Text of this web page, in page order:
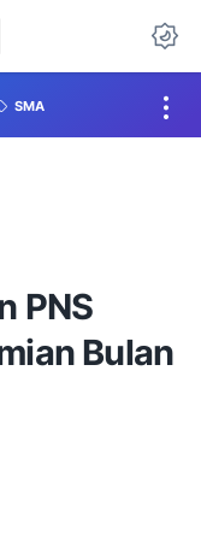
SMA
PNS
Bulan